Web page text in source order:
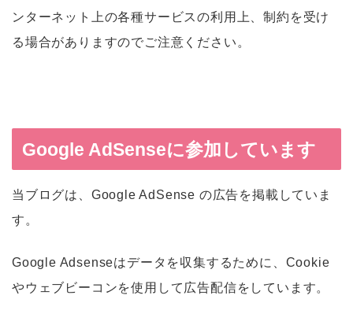
ンターネット上の各種サービスの利用上、制約を受け
る場合がありますのでご注意ください。
Google AdSenseに参加しています
当ブログは、Google AdSense の広告を掲載していま
す。
Google Adsenseはデータを収集するために、Cookie
やウェブビーコンを使用して広告配信をしています。